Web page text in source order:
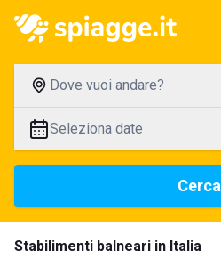
Dove vuoi andare?
Seleziona date
Cerca
Stabilimenti balneari in Italia